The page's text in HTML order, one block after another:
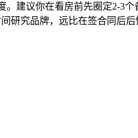
。建议你在看房前先圈定2-3个
研究品牌，远比在签合同后后